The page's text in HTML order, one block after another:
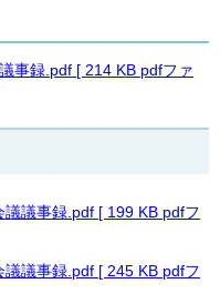
事録.pdf [ 214 KB pdfファ
議事録.pdf [ 199 KB pdfフ
議事録.pdf [ 245 KB pdfフ